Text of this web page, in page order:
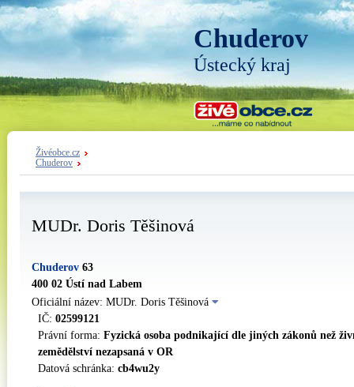
Chuderov
Ústecký kraj
Živéobce.cz
Chuderov
MUDr. Doris Těšinová
Chuderov 63
400 02 Ústí nad Labem
Oficiální název: MUDr. Doris Těšinová
IČ: 02599121
Právní forma: Fyzická osoba podnikající dle jiných zákonů než
zemědělství nezapsaná v OR
Datová schránka: cb4wu2y